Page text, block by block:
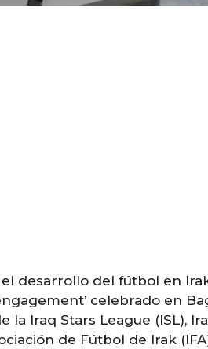
desarrollo del fútbol en
celebrado en
la Iraq Stars League (ISL),
de Fútbol de Irak